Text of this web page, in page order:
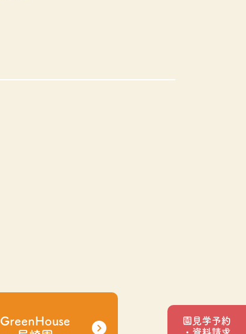
園見学予約
GreenHouse